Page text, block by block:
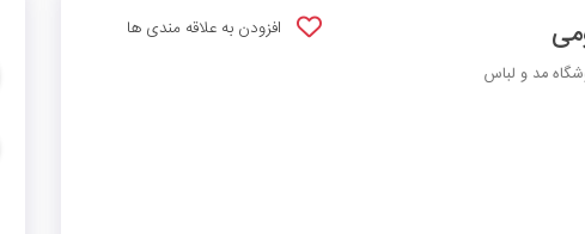
مد و لباس
افزودن به علاقه مندی ها